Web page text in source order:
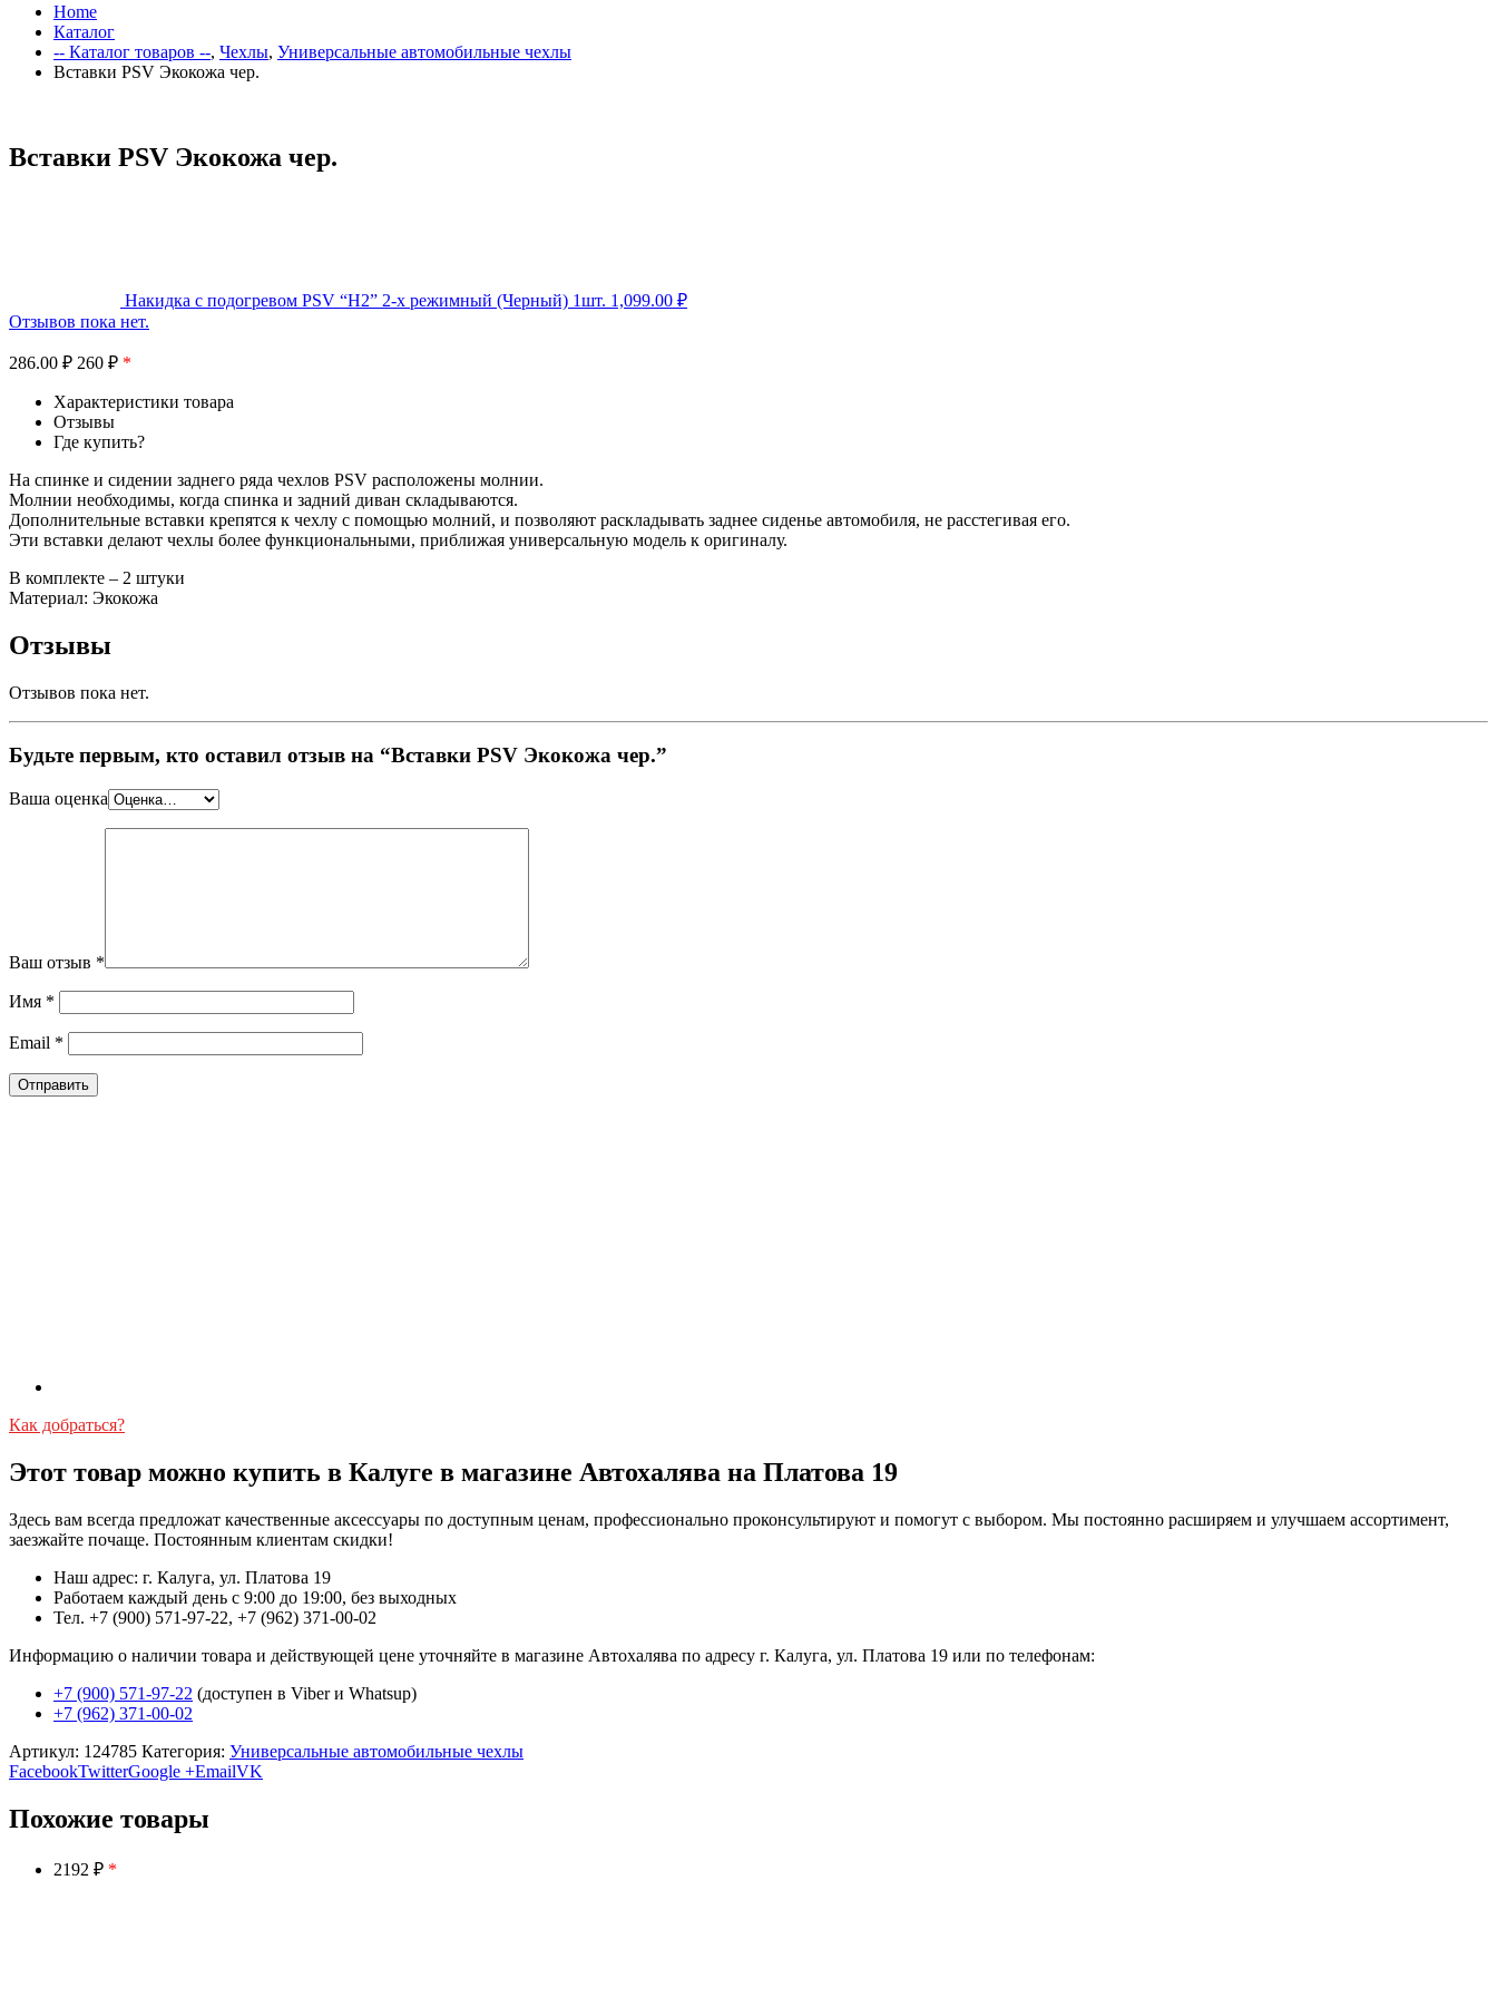
Home
Каталог
-- Каталог товаров --, Чехлы, Универсальные автомобильные чехлы
Вставки PSV Экокожа чер.
Вставки PSV Экокожа чер.
Накидка с подогревом PSV “H2” 2-х режимный (Черный) 1шт. 1,099.00 ₽
Отзывов пока нет.
286.00 ₽ 260 ₽ *
Характеристики товара
Отзывы
Где купить?
На спинке и сидении заднего ряда чехлов PSV расположены молнии.
Молнии необходимы, когда спинка и задний диван складываются.
Дополнительные вставки крепятся к чехлу с помощью молний, и позволяют раскладывать заднее сиденье автомобиля, не расстегивая его.
Эти вставки делают чехлы более функциональными, приближая универсальную модель к оригиналу.
В комплекте – 2 штуки
Материал: Экокожа
Отзывы
Отзывов пока нет.
Будьте первым, кто оставил отзыв на “Вставки PSV Экокожа чер.”
Ваша оценка
Ваш отзыв *
Имя *
Email *
Как добраться?
Этот товар можно купить в Калуге в магазине Автохалява на Платова 19
Здесь вам всегда предложат качественные аксессуары по доступным ценам, профессионально проконсультируют и помогут с выбором. Мы постоянно расширяем и улучшаем ассортимент,
заезжайте почаще. Постоянным клиентам скидки!
Наш адрес: г. Калуга, ул. Платова 19
Работаем каждый день с 9:00 до 19:00, без выходных
Тел. +7 (900) 571-97-22, +7 (962) 371-00-02
Информацию о наличии товара и действующей цене уточняйте в магазине Автохалява по адресу г. Калуга, ул. Платова 19 или по телефонам:
+7 (900) 571-97-22 (доступен в Viber и Whatsup)
+7 (962) 371-00-02
Артикул: 124785 Категория: Универсальные автомобильные чехлы
FacebookTwitterGoogle +EmailVK
Похожие товары
2192 ₽ *